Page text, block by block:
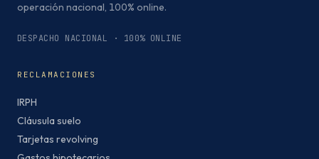
operación nacional, 100% online.
DESPACHO NACIONAL · 100% ONLINE
RECLAMACIONES
IRPH
Cláusula suelo
Tarjetas revolving